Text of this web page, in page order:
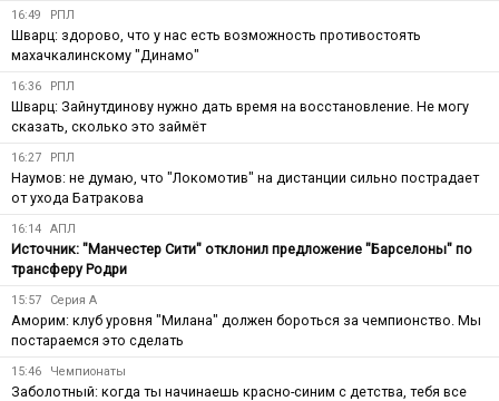
16:49 РПЛ
Шварц: здорово, что у нас есть возможность противостоять
махачкалинскому "Динамо"
16:36 РПЛ
Шварц: Зайнутдинову нужно дать время на восстановление. Не могу
сказать, сколько это займёт
16:27 РПЛ
Наумов: не думаю, что "Локомотив" на дистанции сильно пострадает
от ухода Батракова
16:14 АПЛ
Источник: "Манчестер Сити" отклонил предложение "Барселоны" по
трансферу Родри
15:57 Серия А
Аморим: клуб уровня "Милана" должен бороться за чемпионство. Мы
постараемся это сделать
15:46 Чемпионаты
Заболотный: когда ты начинаешь красно-синим с детства, тебя все